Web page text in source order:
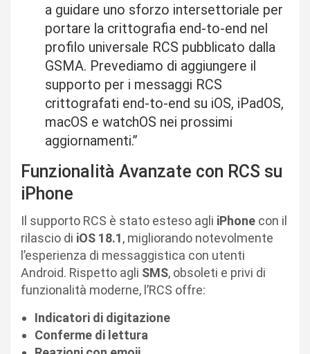
a guidare uno sforzo intersettoriale per
portare la crittografia end-to-end nel
profilo universale RCS pubblicato dalla
GSMA. Prevediamo di aggiungere il
supporto per i messaggi RCS
crittografati end-to-end su iOS, iPadOS,
macOS e watchOS nei prossimi
aggiornamenti.”
Funzionalità Avanzate con RCS su
iPhone
Il supporto RCS è stato esteso agli iPhone con il
rilascio di iOS 18.1, migliorando notevolmente
l’esperienza di messaggistica con utenti
Android. Rispetto agli SMS, obsoleti e privi di
funzionalità moderne, l’RCS offre:
Indicatori di digitazione
Conferme di lettura